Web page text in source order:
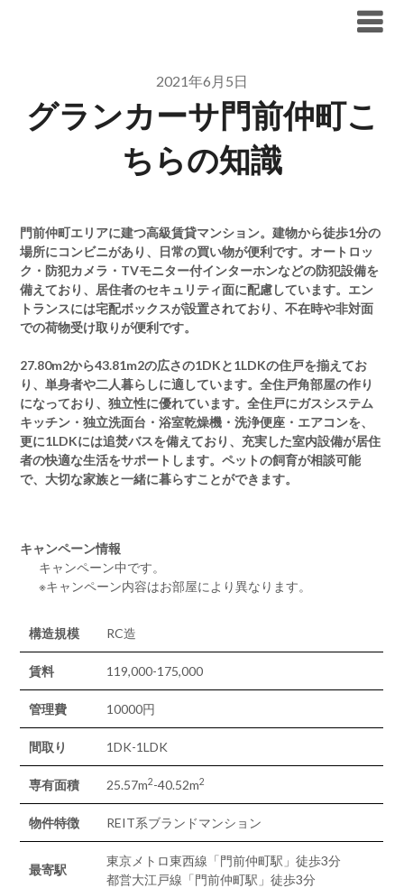
2021年6月5日
グランカーサ門前仲町こ
ちらの知識
門前仲町エリアに建つ高級賃貸マンション。建物から徒歩1分の
場所にコンビニがあり、日常の買い物が便利です。オートロッ
ク・防犯カメラ・TVモニター付インターホンなどの防犯設備を
備えており、居住者のセキュリティ面に配慮しています。エン
トランスには宅配ボックスが設置されており、不在時や非対面
での荷物受け取りが便利です。
27.80m2から43.81m2の広さの1DKと1LDKの住戸を揃えてお
り、単身者や二人暮らしに適しています。全住戸角部屋の作り
になっており、独立性に優れています。全住戸にガスシステム
キッチン・独立洗面台・浴室乾燥機・洗浄便座・エアコンを、
更に1LDKには追焚バスを備えており、充実した室内設備が居住
者の快適な生活をサポートします。ペットの飼育が相談可能
で、大切な家族と一緒に暮らすことができます。
キャンペーン情報
キャンペーン中です。
※キャンペーン内容はお部屋により異なります。
構造規模 RC造
賃料 119,000-175,000
管理費 10000円
間取り 1DK-1LDK
専有面積 25.57m2-40.52m2
物件特徴 REIT系ブランドマンション
最寄駅
東京メトロ東西線「門前仲町駅」徒歩3分
都営大江戸線「門前仲町駅」徒歩3分